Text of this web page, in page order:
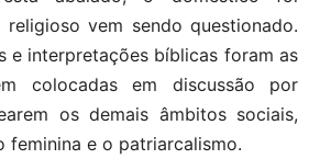
vem sendo questionado.
e interpretações bíblicas foram as
colocadas em discussão por
os demais âmbitos sociais,
feminina e o patriarcalismo.